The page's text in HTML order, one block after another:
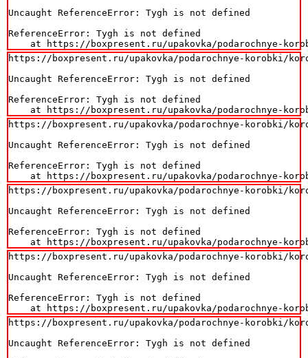
Uncaught ReferenceError: Tygh is not defined
ReferenceError: Tygh is not defined
at https://boxpresent.ru/upakovka/podarochnye-
https://boxpresent.ru/upakovka/podarochnye-korobki/
Uncaught ReferenceError: Tygh is not defined
ReferenceError: Tygh is not defined
at https://boxpresent.ru/upakovka/podarochnye-
https://boxpresent.ru/upakovka/podarochnye-korobki/
Uncaught ReferenceError: Tygh is not defined
ReferenceError: Tygh is not defined
at https://boxpresent.ru/upakovka/podarochnye-
https://boxpresent.ru/upakovka/podarochnye-korobki/
Uncaught ReferenceError: Tygh is not defined
ReferenceError: Tygh is not defined
at https://boxpresent.ru/upakovka/podarochnye-
https://boxpresent.ru/upakovka/podarochnye-korobki/
Uncaught ReferenceError: Tygh is not defined
ReferenceError: Tygh is not defined
at https://boxpresent.ru/upakovka/podarochnye-
https://boxpresent.ru/upakovka/podarochnye-korobki/
Uncaught ReferenceError: Tygh is not defined